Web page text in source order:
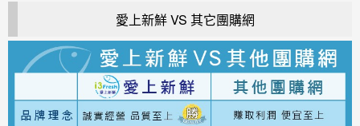
愛上新鮮 VS 其它團購網